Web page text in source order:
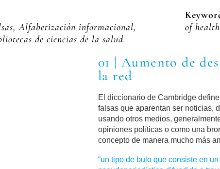
Alfabetización informacional,
de ciencias de la salud.
of health
01 | Aumento de
la red
El diccionario de Cambridge
falsas que aparentan ser noticias,
usando otros medios,
opiniones políticas o como una
concepto de manera mucho más
“un tipo de bulo que consiste en